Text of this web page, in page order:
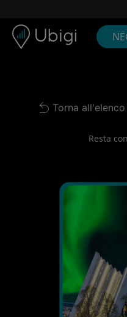
Back to list
Torna all'elenco
Resta